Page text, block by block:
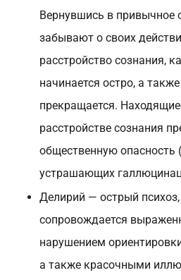
Вернувшись в привычное
забывают о своих
расстройство сознания,
начинается остро, а
прекращается.
расстройстве сознания
общественную опасность
устрашающих
Делирий — острый
сопровождается
нарушением
а также красочными